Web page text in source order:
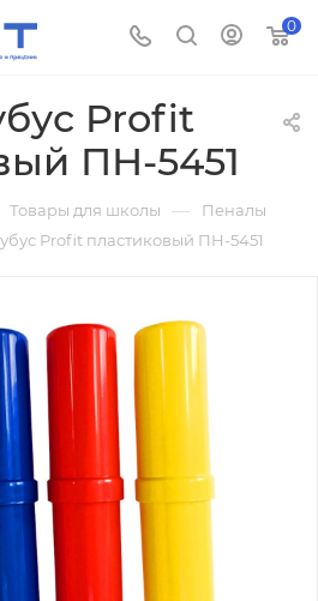
0
Profit
ПН-5451
Товары для школы — Пеналы
Profit пластиковый ПН-5451